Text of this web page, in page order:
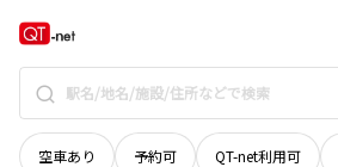
空車あり 予約可 QT-net利用可
宮城県